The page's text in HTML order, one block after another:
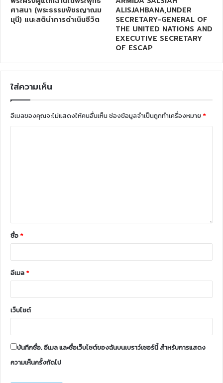
ศาสนา (พระธรรมพัชรญาณม
มุนี) แนะสตินำการดำเนินชีวิต
ALISJAHBANA,UNDER
SECRETARY-GENERAL OF
THE UNITED NATIONS AND
EXECUTIVE SECRETARY
OF ESCAP
ใส่ความเห็น
อีเมลของคุณจะไม่แสดงให้คนอื่นเห็นช่องข้อมูลจำเป็นถูกทำเครื่องหมาย *
ชื่อ *
อีเมล *
เว็บไซต์
บันทึกชื่อ, อีเมล และชื่อเว็บไซต์ของฉันบนเบราว์เซอร์นี้ สำหรับการแสดง
ความเห็นครั้งถัดไป